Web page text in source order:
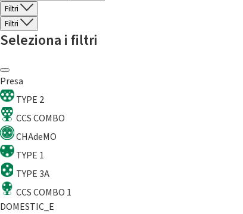
Filtri
Filtri
Seleziona i filtri
Presa
TYPE 2
CCS COMBO
CHAdeMO
TYPE 1
TYPE 3A
CCS COMBO 1
DOMESTIC_E